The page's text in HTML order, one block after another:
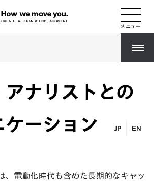
of Dreams
アナリストとの
ケーション
JP EN
、電動化時代も含めた長期的なキャッ